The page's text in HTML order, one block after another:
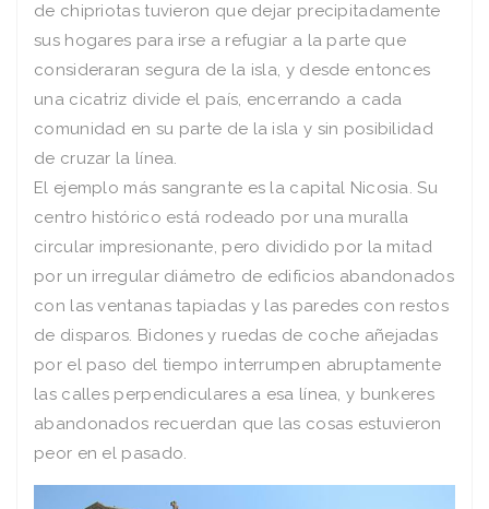
de chipriotas tuvieron que dejar precipitadamente
sus hogares para irse a refugiar a la parte que
consideraran segura de la isla, y desde entonces
una cicatriz divide el país, encerrando a cada
comunidad en su parte de la isla y sin posibilidad
de cruzar la línea.
El ejemplo más sangrante es la capital Nicosia. Su
centro histórico está rodeado por una muralla
circular impresionante, pero dividido por la mitad
por un irregular diámetro de edificios abandonados
con las ventanas tapiadas y las paredes con restos
de disparos. Bidones y ruedas de coche añejadas
por el paso del tiempo interrumpen abruptamente
las calles perpendiculares a esa línea, y bunkeres
abandonados recuerdan que las cosas estuvieron
peor en el pasado.